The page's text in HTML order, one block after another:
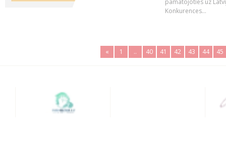
pamatojoties uz
Konkurences...
« 1 .. 40 41 42 43 44 45